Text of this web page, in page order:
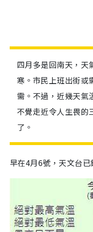
四月多是回南天，天
寒。市民上班出街或
需。不過，近幾天氣
不覺走近令人生畏的
了。
早在4月6號，天文台